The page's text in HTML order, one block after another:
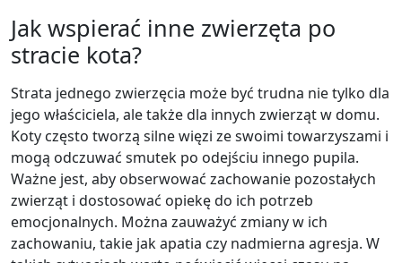
Jak wspierać inne zwierzęta po
stracie kota?
Strata jednego zwierzęcia może być trudna nie tylko dla
jego właściciela, ale także dla innych zwierząt w domu.
Koty często tworzą silne więzi ze swoimi towarzyszami i
mogą odczuwać smutek po odejściu innego pupila.
Ważne jest, aby obserwować zachowanie pozostałych
zwierząt i dostosować opiekę do ich potrzeb
emocjonalnych. Można zauważyć zmiany w ich
zachowaniu, takie jak apatia czy nadmierna agresja. W